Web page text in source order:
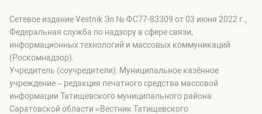
Сетевое издание Vestnik Эл № ФС77-83309 от 03 июня 2022 г.,
Федеральная служба по надзору в сфере связи,
информационных технологий и массовых коммуникаций
(Роскомнадзор).
Учредитель (соучредители): Муниципальное казённое
учреждение – редакция печатного средства массовой
информации Татищевского муниципального района
Саратовской области «Вестник Татищевского